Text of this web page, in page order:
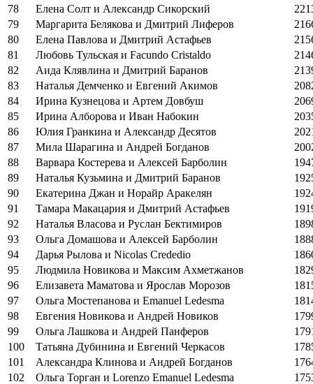
78
Елена Солт и Александр Сикорский
79
Маргарита Белякова и Дмитрий Лиферов
80
Елена Павлова и Дмитрий Астафьев
81
Любовь Тульская и Facundo Cristaldo
82
Аида Клявлина и Дмитрий Баранов
83
Наталья Демченко и Евгений Акимов
84
Ирина Кузнецова и Артем Довбуш
85
Ирина Алборова и Иван Набокин
86
Юлия Гранкина и Александр Десятов
87
Мила Шарагина и Андрей Богданов
88
Варвара Костерева и Алексей Барболин
89
Наталья Кузьмина и Дмитрий Баранов
90
Екатерина Джан и Норайр Аракелян
91
Тамара Макацария и Дмитрий Астафьев
92
Наталья Власова и Руслан Бектимиров
93
Ольга Домашова и Алексей Барболин
94
Дарья Рылова и Nicolas Crededio
95
Людмила Новикова и Максим Ахметжанов
96
Елизавета Маматова и Ярослав Морозов
97
Ольга Мостепанова и Emanuel Ledesma
98
Евгения Новикова и Андрей Новиков
99
Ольга Лашкова и Андрей Панферов
100
Татьяна Дубинина и Евгений Черкасов
101
Александра Клинова и Андрей Богданов
102
Ольга Торган и Lorenzo Emanuel Ledesma